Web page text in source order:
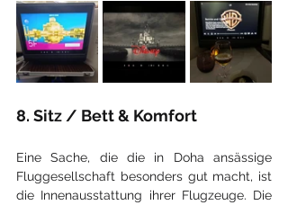
8. Sitz / Bett & Komfort
Eine Sache, die die in Doha ansässige
Fluggesellschaft besonders gut macht, ist
die Innenausstattung ihrer Flugzeuge. Die